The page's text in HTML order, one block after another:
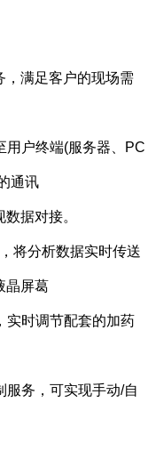
，满足客户的现场需
用户终端(服务器、 PC
通讯
据对接。
将分析数据实时传送
晶屏葛
实时调节配套的加药
服务，可实现手动/自